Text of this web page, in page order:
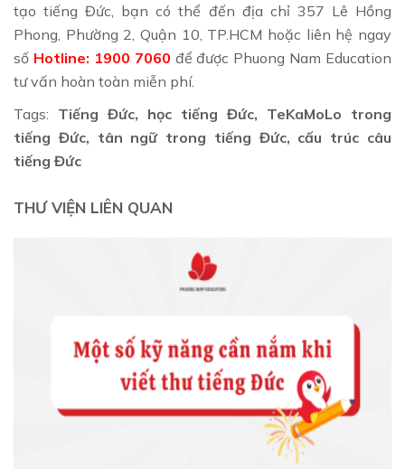
tạo tiếng Đức, bạn có thể đến địa chỉ 357 Lê Hồng
Phong, Phường 2, Quận 10, TP.HCM hoặc liên hệ ngay
số Hotline: 1900 7060 để được Phuong Nam Education
tư vấn hoàn toàn miễn phí.
Tags: Tiếng Đức, học tiếng Đức, TeKaMoLo trong
tiếng Đức, tân ngữ trong tiếng Đức, cấu trúc câu
tiếng Đức
THƯ VIỆN LIÊN QUAN